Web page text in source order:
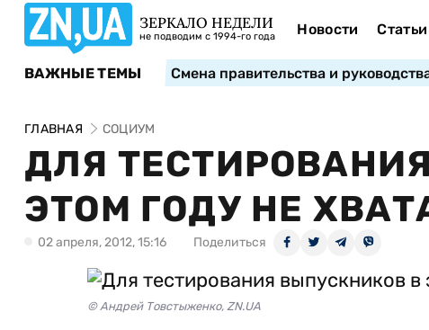
ЗЕРКАЛО НЕДЕЛИ
не подводим с 1994-го года Новости Статьи
ВАЖНЫЕ ТЕМЫ Смена правительства и
ГЛАВНАЯ СОЦИУМ
ДЛЯ
ЭТОМ ГОДУ НЕ
02 апреля, 2012, 15:16 Поделиться
© Андрей Товстыженко, ZN.UA